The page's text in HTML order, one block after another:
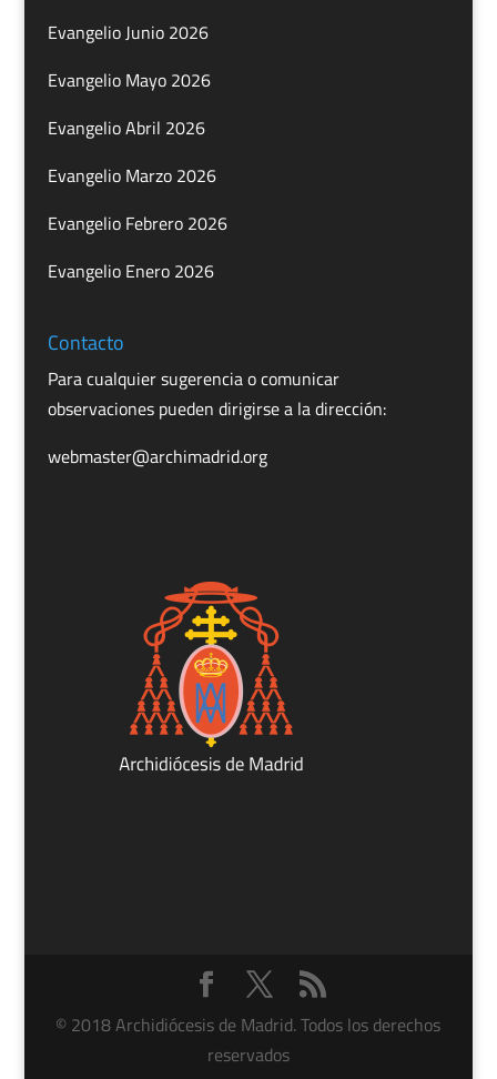
Evangelio Junio 2026
Evangelio Mayo 2026
Evangelio Abril 2026
Evangelio Marzo 2026
Evangelio Febrero 2026
Evangelio Enero 2026
Contacto
Para cualquier sugerencia o comunicar
observaciones pueden dirigirse a la dirección:
webmaster@archimadrid.org
© 2018 Archidiócesis de Madrid. Todos los derechos
reservados